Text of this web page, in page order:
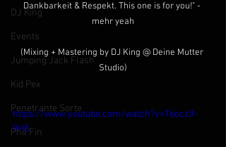
DJ King
Events
Jumping Jack Flash
Kid Pex
Penetrante Sorte
Phil Fin
Dankbarkeit & Respekt. This one is for you!" -
mehr yeah
(Mixing + Mastering by DJ King @ Deine Mutter
Studio)
https://www.youtube.com/watch?v=T6oczIf-
9H8